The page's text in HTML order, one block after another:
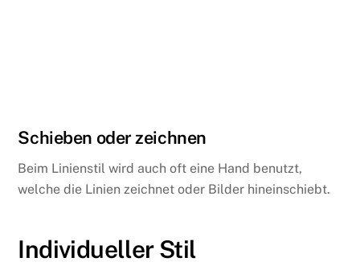
Schieben oder zeichnen
Beim Linienstil wird auch oft eine Hand benutzt,
welche die Linien zeichnet oder Bilder hineinschiebt.
Individueller Stil